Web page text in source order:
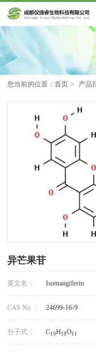
您当前的位置： 首页 产品
异芒果苷
英文名： Isomangiferin
CAS No.： 24699-16-9
分子式： C19H18O11